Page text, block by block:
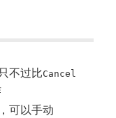
不过比Cancel
可以手动